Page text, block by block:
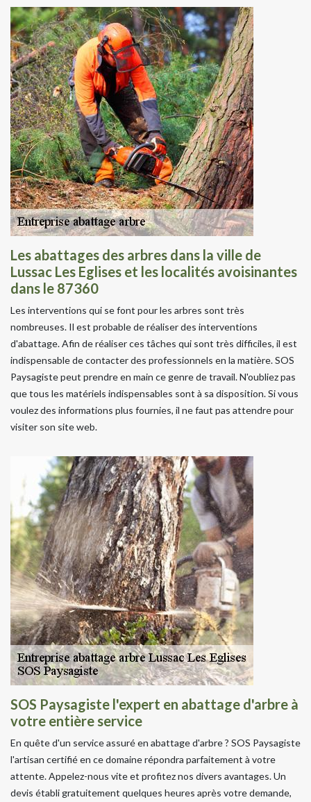
Les abattages des arbres dans la ville de
Lussac Les Eglises et les localités avoisinantes
dans le 87360
Les interventions qui se font pour les arbres sont très
nombreuses. Il est probable de réaliser des interventions
d'abattage. Afin de réaliser ces tâches qui sont très difficiles, il est
indispensable de contacter des professionnels en la matière. SOS
Paysagiste peut prendre en main ce genre de travail. N'oubliez pas
que tous les matériels indispensables sont à sa disposition. Si vous
voulez des informations plus fournies, il ne faut pas attendre pour
visiter son site web.
SOS Paysagiste l'expert en abattage d'arbre à
votre entière service
En quête d'un service assuré en abattage d'arbre ? SOS Paysagiste
l'artisan certifié en ce domaine répondra parfaitement à votre
attente. Appelez-nous vite et profitez nos divers avantages. Un
devis établi gratuitement quelques heures après votre demande,